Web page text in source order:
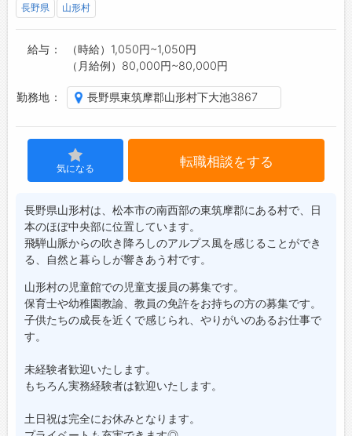
転職・採用コラム
ジョブズゴーについて
お問い合わせ
よくあるご質問
長野県
山形村
給与
（時給）1,050円~1,050円
（月給例）80,000円~80,000円
勤務地 長野県東筑摩郡山形村下大池3867
気になる 転職相談をする
長野県山形村は、松本市の南西部の東筑摩郡にある村で、日
本のほぼ中央部に位置しています。
飛騨山脈からの吹き降ろしのアルプス風を感じることができ
る、自然と暮らしが響きあう村です。
山形村の児童館での児童支援員の募集です。
保育士や幼稚園教諭、教員の免許をお持ちの方の募集です。
子供たちの成長を近くで感じられ、やりがいのあるお仕事で
す。
未経験者歓迎いたします。
もちろん実務経験者は歓迎いたします。
土日祝は完全にお休みとなります。